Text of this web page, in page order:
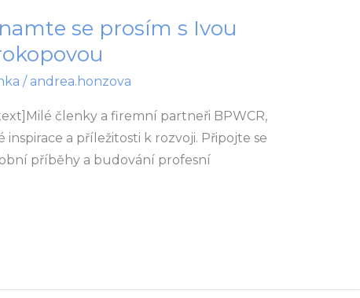
se prosím s Ivou
/ andrea.honzova
členky a firemní partneři BPWCR,
a příležitosti k rozvoji. Připojte se
příběhy a budování profesní